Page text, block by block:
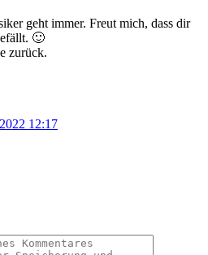
geht immer. Freut mich, dass dir
🙂
zurück.
12:17